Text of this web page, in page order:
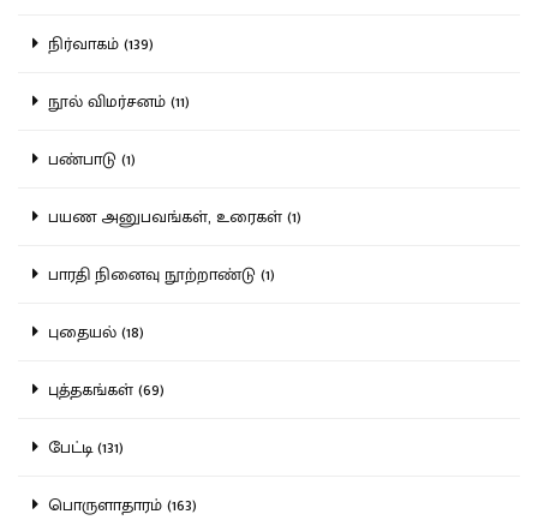
நிர்வாகம் (139)
நூல் விமர்சனம் (11)
பண்பாடு (1)
பயண அனுபவங்கள், உரைகள் (1)
பாரதி நினைவு நூற்றாண்டு (1)
புதையல் (18)
புத்தகங்கள் (69)
பேட்டி (131)
பொருளாதாரம் (163)